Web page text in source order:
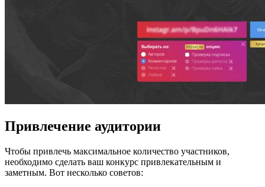
Привлечение аудитории
Чтобы привлечь максимальное количество участников,
необходимо сделать ваш конкурс привлекательным и
заметным. Вот несколько советов: